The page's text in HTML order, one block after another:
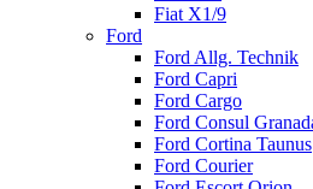
Fiat X1/9
Ford
Ford Allg. Technik
Ford Capri
Ford Cargo
Ford Consul
Ford Cortina Taunus
Ford Courier